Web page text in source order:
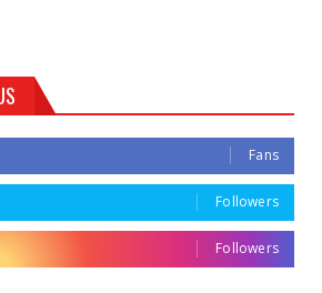
Fans
Followers
Followers